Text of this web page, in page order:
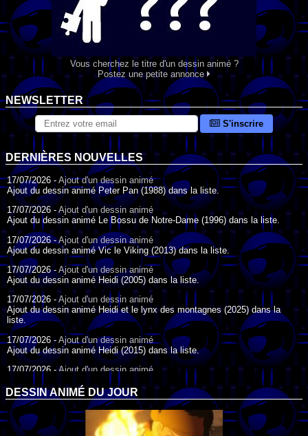
Vous cherchez le titre d'un dessin animé ?
Postez une petite annonce
NEWSLETTER
S'inscrire
DERNIÈRES NOUVELLES
17/07/2026 - Ajout d'un dessin animé
Ajout du dessin animé Peter Pan (1988) dans la liste.
17/07/2026 -Ajout d'un dessin animé
Ajout du dessin animé Le Bossu de Notre-Dame (1996) dans la liste.
17/07/2026 -Ajout d'un dessin animé
Ajout du dessin animé Vic le Viking (2013) dans la liste.
17/07/2026 - Ajout d'un dessin animé
Ajout du dessin animé Heidi (2005) dans la liste.
17/07/2026 - Ajout d'un dessin animé
Ajout du dessin animé Heidi et le lynx des montagnes (2025) dans la
liste.
17/07/2026 - Ajout d'un dessin animé
Ajout du dessin animé Heidi (2015) dans la liste.
17/07/2026 -Ajout d'un dessin animé
Ajout du dessin animé Heidi (1995) dans la liste.
09/07/2026 -Ajout d'un dessin animé
Ajout du dessin animé Genki l'Aventurier de la Chance (2006) dans la
liste.
DESSIN ANIMÉ DU JOUR